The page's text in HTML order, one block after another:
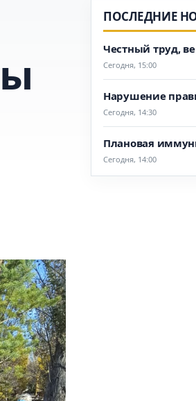
ПОСЛЕДНИЕ
Честный труд,
Сегодня, 15:00
Нарушение
Сегодня, 14:30
Плановая
Сегодня, 14:00